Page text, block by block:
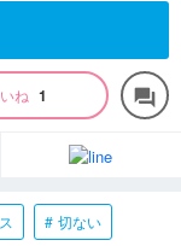
ね 1 forum
切ない